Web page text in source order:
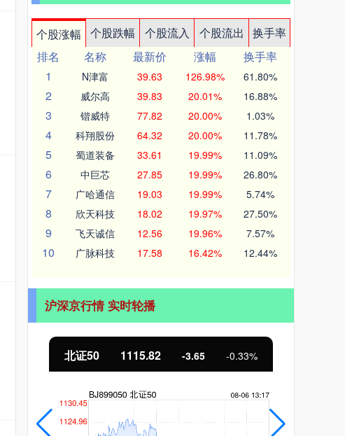
个股涨幅 个股跌幅 个股流入 个股流出
换手率
排名
名称 最新价 涨幅
换手率
1
N津富 39.63 126.98% 61.80%
2 威尔高 39.83 20.01% 16.88%
3 锴威特 77.82 20.00% 1.03%
4 科翔股份 64.32 20.00% 11.78%
5 蜀道装备 33.61 19.99% 11.09%
6 中巨芯 27.85 19.99% 26.80%
7 广哈通信 19.03 19.99% 5.74%
8 欣天科技 18.02 19.97% 27.50%
9 飞天诚信 12.56 19.96% 7.57%
10 广脉科技 17.58 16.42% 12.44%
沪深京行情 实时轮播
北证50 1115.82 -3.65 -0.33%